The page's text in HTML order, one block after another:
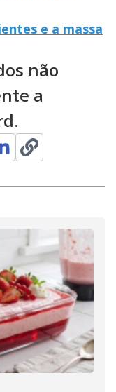
e a massa
não
a